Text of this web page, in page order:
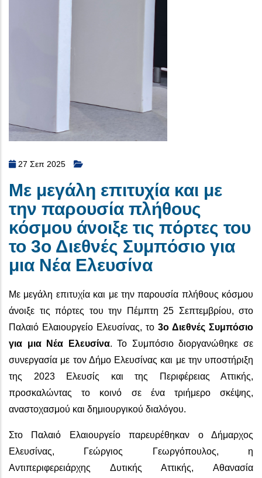
27 Σεπ 2025
Με μεγάλη επιτυχία και με
την παρουσία πλήθους
κόσμου άνοιξε τις πόρτες του
το 3ο Διεθνές Συμπόσιο για
μια Νέα Ελευσίνα
Με μεγάλη επιτυχία και με την παρουσία πλήθους κόσμου
άνοιξε τις πόρτες του την Πέμπτη 25 Σεπτεμβρίου, στο
Παλαιό Ελαιουργείο Ελευσίνας, το 3ο Διεθνές Συμπόσιο
για μια Νέα Ελευσίνα. Το Συμπόσιο διοργανώθηκε σε
συνεργασία με τον Δήμο Ελευσίνας και με την υποστήριξη
της 2023 Ελευσίς και της Περιφέρειας Αττικής,
προσκαλώντας το κοινό σε ένα τριήμερο σκέψης,
αναστοχασμού και δημιουργικού διαλόγου.
Στο Παλαιό Ελαιουργείο παρευρέθηκαν ο Δήμαρχος
Ελευσίνας, Γεώργιος Γεωργόπουλος, η
Αντιπεριφερειάρχης Δυτικής Αττικής, Αθανασία